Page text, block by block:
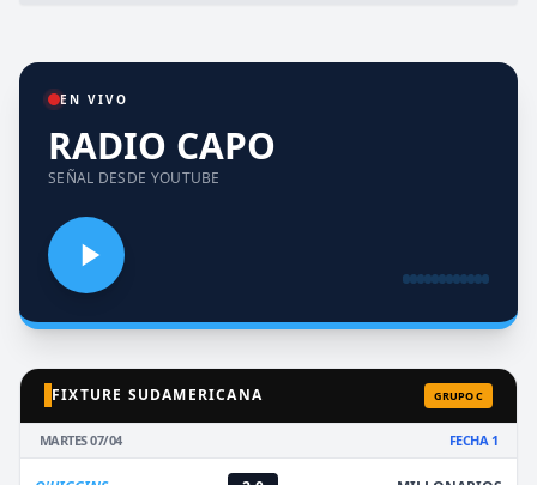
EN VIVO
RADIO CAPO
SEÑAL DESDE YOUTUBE
FIXTURE SUDAMERICANA GRUPO C
MARTES 07/04 FECHA 1